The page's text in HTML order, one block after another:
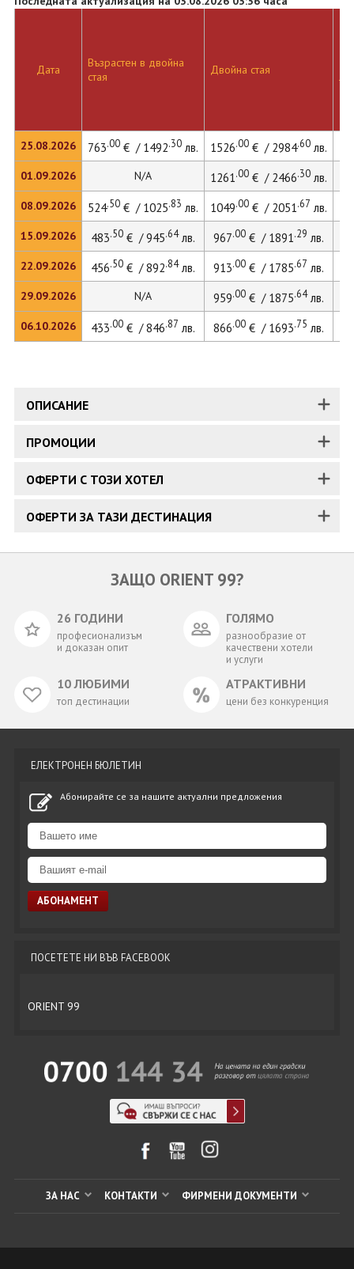
Дата
25.08.2026
01.09.2026
08.09.2026
15.09.2026
22.09.2026
29.09.2026
06.10.2026
Възрастен в двойна
стая
Двойна стая
763.00€ / 1492.30лв. 1526.00€ / 2984.60лв.
N/A 1261.00€ / 2466.30лв.
524.50€ / 1025.83 лв. 1049.00€ / 2051.67 лв.
483.50€ / 945.64лв. 967.00€ / 1891.29 лв.
456.50€ / 892.84лв. 913.00€ / 1785.67 лв.
N/A 959.00€ / 1875.64лв.
433.00€ / 846.87 лв. 866.00€ / 1693.75 лв.
ОПИСАНИЕ
ПРОМОЦИИ
ОФЕРТИ С ТОЗИ ХОТЕЛ
ОФЕРТИ ЗА ТАЗИ ДЕСТИНАЦИЯ
ЗАЩО ORIENT 99?
26 ГОДИНИ
професионализъм
и доказан опит
ГОЛЯМО
разнообразие от
качествени хотели
и услуги
10 ЛЮБИМИ
топ дестинации
АТРАКТИВНИ
цени без конкуренция
ЕЛЕКТРОНЕН БЮЛЕТИН
Абонирайте се за нашите актуални предложения
ПОСЕТЕТЕ НИ ВЪВ FACEBOOK
ORIENT 99
ЗА НАС КОНТАКТИ ФИРМЕНИ ДОКУМЕНТИ